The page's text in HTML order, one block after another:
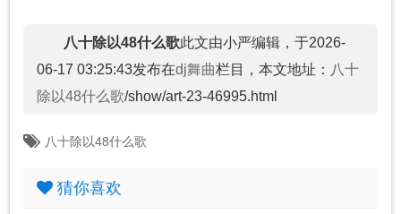
八十除以48什么歌此文由小严编辑，于2026-
06-17 03:25:43发布在dj舞曲栏目，本文地址： 八十
除以48什么歌/show/art-23-46995.html
八十除以48什么歌
猜你喜欢